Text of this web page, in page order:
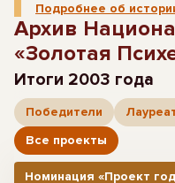
Подробнее об
Архив
«Золотая
Итоги 2003 года
Победители
Все проекты
Номинация «Проект